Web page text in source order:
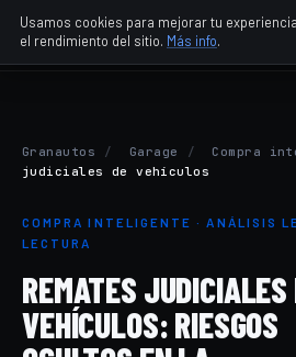
Granautos / Garage / Compra
judiciales de vehículos
COMPRA INTELIGENTE · ANÁLISIS
LECTURA
REMATES JUDICIALES
VEHÍCULOS: RIESGOS
Usamos cookies para mejorar tu
el rendimiento del sitio. Más info.